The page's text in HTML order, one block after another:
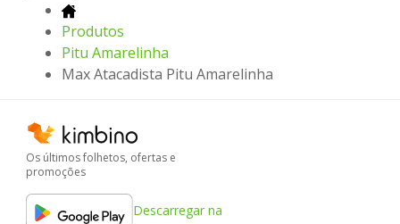
Produtos
Pitu Amarelinha
Max Atacadista Pitu Amarelinha
Os últimos folhetos, ofertas e
promoções
Descarregar na